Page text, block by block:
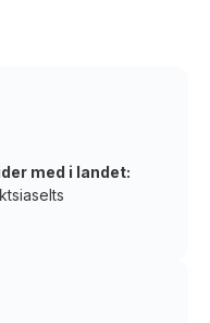
med i landet: